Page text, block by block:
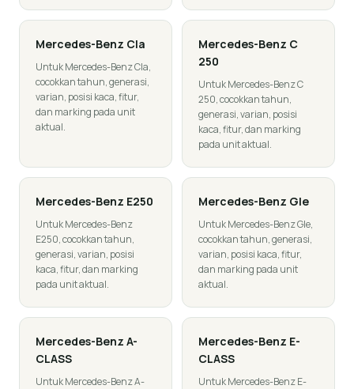
Mercedes-Benz Cla
Untuk Mercedes-Benz Cla,
cocokkan tahun, generasi,
varian, posisi kaca, fitur,
dan marking pada unit
aktual.
Mercedes-Benz C
250
Untuk Mercedes-Benz C
250, cocokkan tahun,
generasi, varian, posisi
kaca, fitur, dan marking
pada unit aktual.
Mercedes-Benz E250
Untuk Mercedes-Benz
E250, cocokkan tahun,
generasi, varian, posisi
kaca, fitur, dan marking
pada unit aktual.
Mercedes-Benz Gle
Untuk Mercedes-Benz Gle,
cocokkan tahun, generasi,
varian, posisi kaca, fitur,
dan marking pada unit
aktual.
Mercedes-Benz A-
CLASS
Untuk Mercedes-Benz A-
Mercedes-Benz E-
CLASS
Untuk Mercedes-Benz E-